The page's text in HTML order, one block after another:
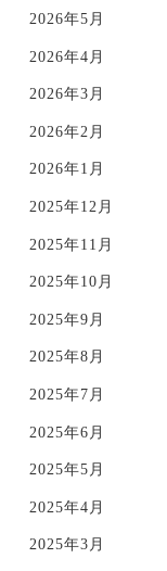
2026年5月
2026年4月
2026年3月
2026年2月
2026年1月
2025年12月
2025年11月
2025年10月
2025年9月
2025年8月
2025年7月
2025年6月
2025年5月
2025年4月
2025年3月